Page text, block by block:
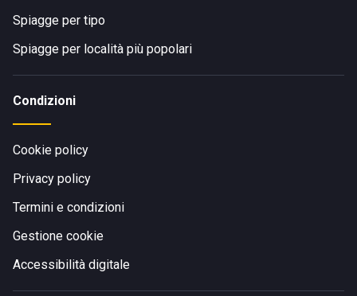
Spiagge per tipo
Spiagge per località più popolari
Condizioni
Cookie policy
Privacy policy
Termini e condizioni
Gestione cookie
Accessibilità digitale